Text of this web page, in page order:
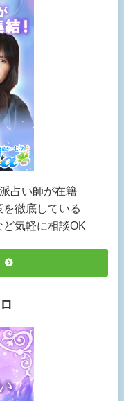
占い師が在籍
を徹底している
ど気軽に相談OK